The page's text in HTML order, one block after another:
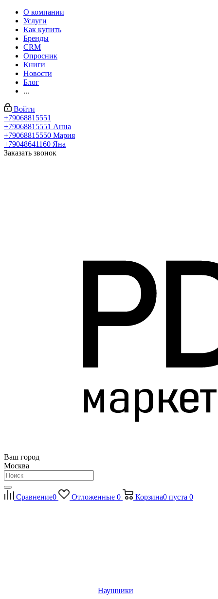
О компании
Услуги
Как купить
Бренды
CRM
Опросник
Книги
Новости
Блог
...
Войти
+79068815551
+79068815551 Анна
+79068815550 Мария
+79048641160 Яна
Заказать звонок
Ваш город
Москва
Сравнение0 Отложенные 0 Корзина0 пуста 0
Наушники